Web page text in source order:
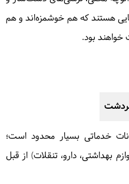
هستند که هم خوشمزه‌اند و هم
خواهند بود.
خدماتی بسیار محدود است؛
بهداشتی، دارو، تنقلات) از قبل